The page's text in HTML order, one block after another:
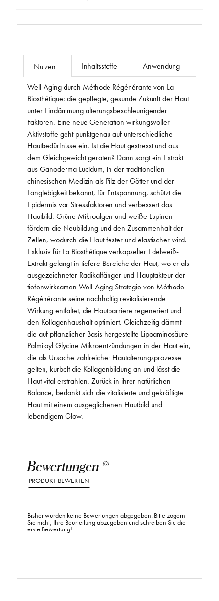
Bewertungen (0)
PRODUKT BEWERTEN
Bisher wurden keine Bewertungen abgegeben. Bitte zögern
Sie nicht, Ihre Beurteilung abzugeben und schreiben Sie die
erste Bewertung!
Nutzen Inhaltsstoffe Anwendung
Well-Aging durch Méthode Régénérante von La
Biosthétique: die gepflegte, gesunde Zukunft der Haut
unter Eindämmung alterungsbeschleunigender
Faktoren. Eine neue Generation wirkungsvoller
Aktivstoffe geht punktgenau auf unterschiedliche
Hautbedürfnisse ein. Ist die Haut gestresst und aus
dem Gleichgewicht geraten? Dann sorgt ein Extrakt
aus Ganoderma Lucidum, in der traditionellen
chinesischen Medizin als Pilz der Götter und der
Langlebigkeit bekannt, für Entspannung, schützt die
Epidermis vor Stressfaktoren und verbessert das
Hautbild. Grüne Mikroalgen und weiße Lupinen
fördern die Neubildung und den Zusammenhalt der
Zellen, wodurch die Haut fester und elastischer wird.
Exklusiv für La Biosthétique verkapselter Edelweiß-
Extrakt gelangt in tiefere Bereiche der Haut, wo er als
ausgezeichneter Radikalfänger und Hauptakteur der
tiefenwirksamen Well-Aging Strategie von Méthode
Régénérante seine nachhaltig revitalisierende
Wirkung entfaltet, die Hautbarriere regeneriert und
den Kollagenhaushalt optimiert. Gleichzeitig dämmt
die auf pflanzlicher Basis hergestellte Lipoaminosäure
Palmitoyl Glycine Mikroentzündungen in der Haut ein,
die als Ursache zahlreicher Hautalterungsprozesse
gelten, kurbelt die Kollagenbildung an und lässt die
Haut vital erstrahlen. Zurück in ihrer natürlichen
Balance, bedankt sich die vitalisierte und gekräftigte
Haut mit einem ausgeglichenen Hautbild und
lebendigem Glow.